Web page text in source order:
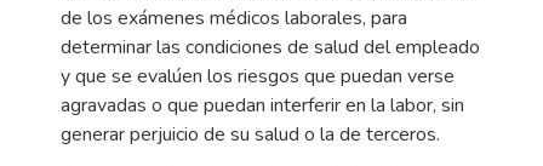
de los exámenes médicos laborales, para
determinar las condiciones de salud del empleado
y que se evalúen los riesgos que puedan verse
agravadas o que puedan interferir en la labor, sin
generar perjuicio de su salud o la de terceros.